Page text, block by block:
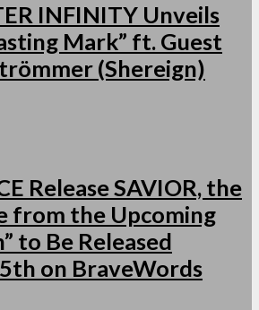
INFINITY Unveils
Mark” ft. Guest
(Shereign)
Release SAVIOR, the
from the Upcoming
to Be Released
on BraveWords